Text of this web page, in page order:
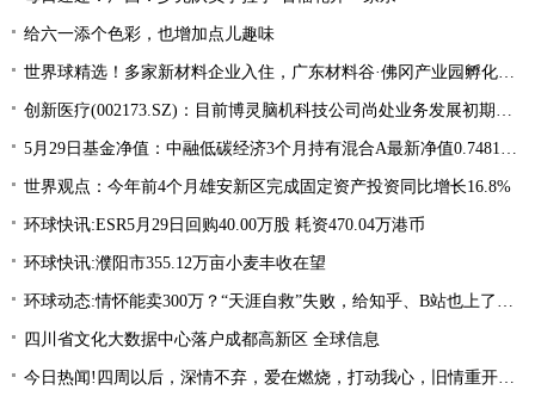
给六一添个色彩，也增加点儿趣味
世界球精选！多家新材料企业入住，广东材料谷·佛冈产业园孵化器开业
创新医疗(002173.SZ)：目前博灵脑机科技公司尚处业务发展初期阶段 热议
5月29日基金净值：中融低碳经济3个月持有混合A最新净值0.7481，涨0.79%
世界观点：今年前4个月雄安新区完成固定资产投资同比增长16.8%
环球快讯:ESR5月29日回购40.00万股 耗资470.04万港币
环球快讯:濮阳市355.12万亩小麦丰收在望
环球动态:情怀能卖300万？“天涯自救”失败，给知乎、B站也上了一课
四川省文化大数据中心落户成都高新区 全球信息
今日热闻!四周以后，深情不弃，爱在燃烧，打动我心，旧情重开，终相拥复合